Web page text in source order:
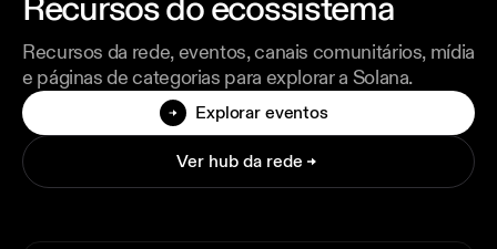
Recursos do ecossistema
Recursos da rede, eventos, canais comunitários, mídia
e páginas de categorias para explorar a Solana.
Explorar eventos
Ver hub da rede